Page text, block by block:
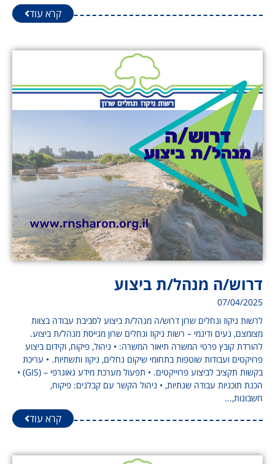
קרא עוד
דרוש/ה מנהל/ת ביצוע
07/04/2025
לרשות ניקוז ונחלים שרון דרוש/ה מנהל/ת ביצוע לסביבת עבודה בצוות
מצומצם, נעים ודינמי – רשות ניקוז ונחלים שרון מגייסת מנהל/ת ביצוע.
להורדת קובץ פרטי המשרה תיאור המשרה: • ניהול, פיקוח, וקידום ביצוע
פרויקטים ועבודות שוטפות בתחומי שיקום נחלים, ניקוז ותשתיות. • עריכת
בקשות תקציב לביצוע פרוייקטים. • תפעול מערכת מידע גאוגרפי – (GIS) •
הכנת תוכניות עבודה שנתיות, • ניהול הקשר עם קבלנים: פיקוח,
חשבונות,...
קרא עוד